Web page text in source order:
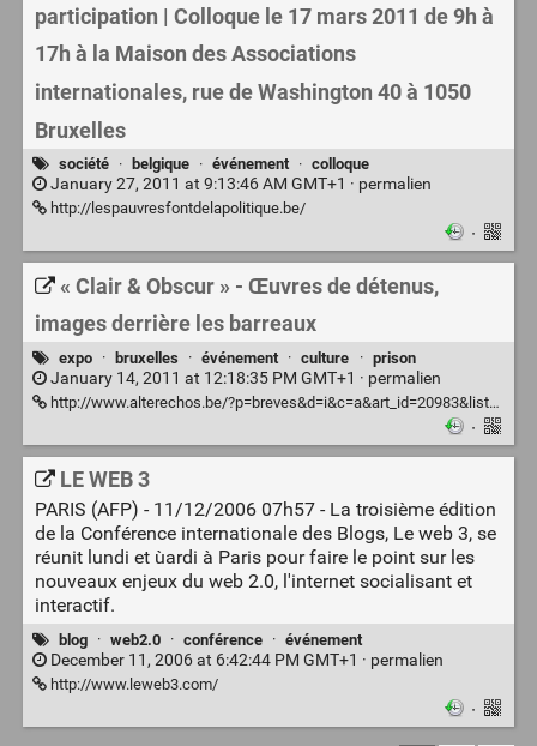
participation | Colloque le 17 mars 2011 de 9h à
17h à la Maison des Associations
internationales, rue de Washington 40 à 1050
Bruxelles
société · belgique · événement · colloque
January 27, 2011 at 9:13:46 AM GMT+1 · permalien
http://lespauvresfontdelapolitique.be/
·
« Clair & Obscur » - Œuvres de détenus,
images derrière les barreaux
expo · bruxelles · événement · culture · prison
January 14, 2011 at 12:18:35 PM GMT+1 · permalien
http://www.alterechos.be/?p=breves&d=i&c=a&art_id=20983&listby=day&art_date=2011_01_14
·
LE WEB 3
PARIS (AFP) - 11/12/2006 07h57 - La troisième édition
de la Conférence internationale des Blogs, Le web 3, se
réunit lundi et ùardi à Paris pour faire le point sur les
nouveaux enjeux du web 2.0, l'internet socialisant et
interactif.
blog · web2.0 · conférence · événement
December 11, 2006 at 6:42:44 PM GMT+1 · permalien
http://www.leweb3.com/
·